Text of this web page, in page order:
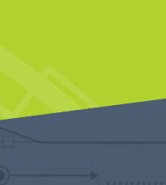
Videos
Kontakt